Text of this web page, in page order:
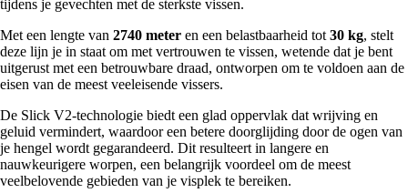
tijdens je gevechten met de sterkste vissen.
Met een lengte van 2740 meter en een belastbaarheid tot 30 kg, stelt
deze lijn je in staat om met vertrouwen te vissen, wetende dat je bent
uitgerust met een betrouwbare draad, ontworpen om te voldoen aan de
eisen van de meest veeleisende vissers.
De Slick V2-technologie biedt een glad oppervlak dat wrijving en
geluid vermindert, waardoor een betere doorglijding door de ogen van
je hengel wordt gegarandeerd. Dit resulteert in langere en
nauwkeurigere worpen, een belangrijk voordeel om de meest
veelbelovende gebieden van je visplek te bereiken.